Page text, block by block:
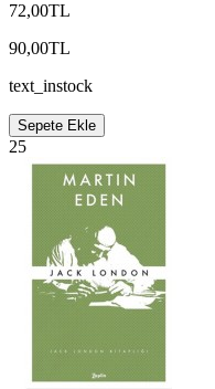
72,00TL
90,00TL
text_instock
Sepete Ekle
25